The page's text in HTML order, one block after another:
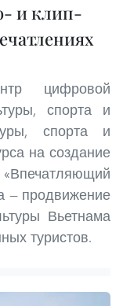
и клип-
цифровой
спорта и
спорта и
на создание
«Впечатляющий
— продвижение
Вьетнама
туристов.